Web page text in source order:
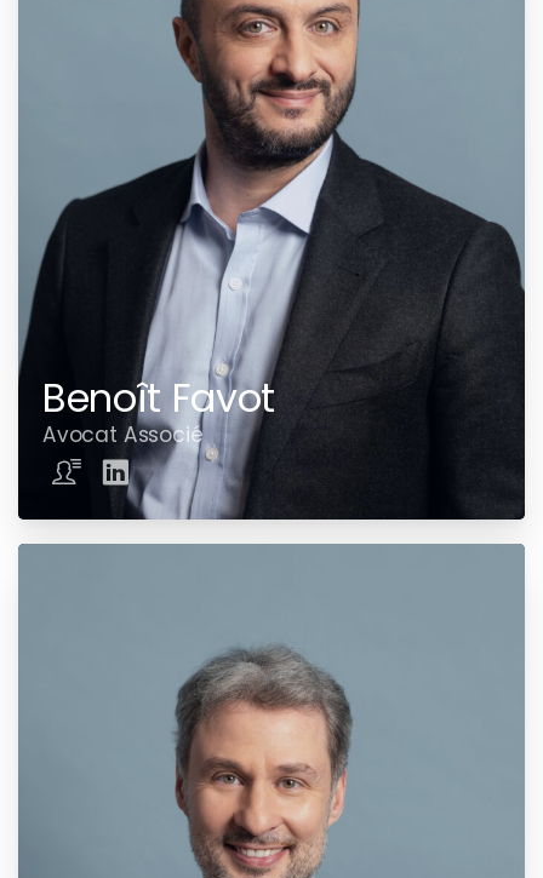
Benoît Favot
Avocat Associé